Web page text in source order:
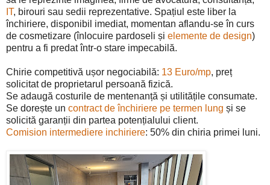
IT, birouri sau sedii reprezentative. Spațiul este liber la
închiriere, disponibil imediat, momentan aflandu-se în curs
de cosmetizare (înlocuire pardoseli și elemente de design)
pentru a fi predat într-o stare impecabilă.
Chirie competitivă ușor negociabilă: 13 Euro/mp, preț
solicitat de proprietarul persoană fizică.
Se adaugă costurile de mentenanță și utilitățile consumate.
Se dorește un contract de închiriere pe termen lung și se
solicită garanții din partea potențialului client.
Comision intermediere inchiriere: 50% din chiria primei luni.